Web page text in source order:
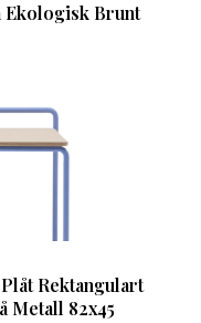
Ekologisk Brunt
Rektangulart
Metall 82x45